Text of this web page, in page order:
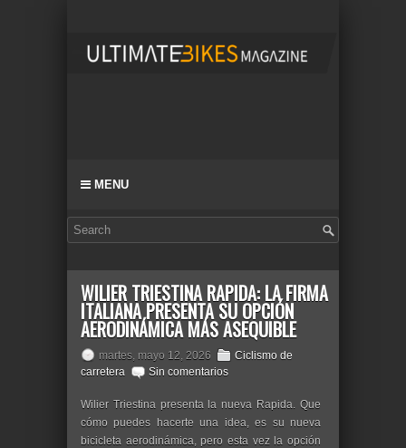
MENU
WILIER TRIESTINA RAPIDA: LA FIRMA
ITALIANA PRESENTA SU OPCIÓN
AERODINÁMICA MÁS ASEQUIBLE
martes, mayo 12, 2026
Ciclismo de
carretera
Sin comentarios
Wilier Triestina presenta la nueva Rapida. Que
cómo puedes hacerte una idea, es su nueva
bicicleta aerodinámica, pero esta vez la opción